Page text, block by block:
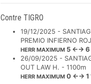
Contre TIGRO
19/12/2025 -
PREMIO INFIERNO
HERR MAXIMUM 5 ←→ 6
26/09/2025 -
OUT LAW H. - 1100m
HERR MAXIMUM 0 ←→ 1